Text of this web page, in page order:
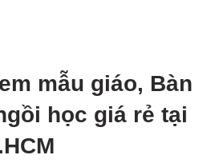
mẫu giáo, Bàn
học giá rẻ tại